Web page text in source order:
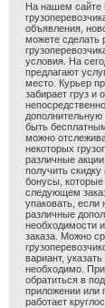
На нашем сайте
объявления,
можете сделать
условия. На
предлагают
место. Курьер
забирает груз и
быть
можно
некоторых
различные
получить
бонусы, которые
следующем
упаковать,
различные
необходимости
заказа. Можно
вариант,
необходимо.
обратиться в
приложении или
работает